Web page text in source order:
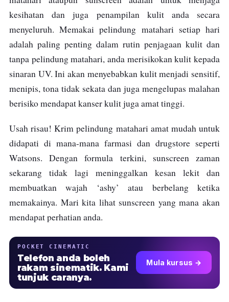
kesihatan dan juga penampilan kulit anda secara
menyeluruh. Memakai pelindung matahari setiap hari
adalah paling penting dalam rutin penjagaan kulit dan
tanpa pelindung matahari, anda merisikokan kulit kepada
sinaran UV. Ini akan menyebabkan kulit menjadi sensitif,
menipis, tona tidak sekata dan juga mengelupas malahan
berisiko mendapat kanser kulit juga amat tinggi.
Usah risau! Krim pelindung matahari amat mudah untuk
didapati di mana-mana farmasi dan drugstore seperti
Watsons. Dengan formula terkini, sunscreen zaman
sekarang tidak lagi meninggalkan kesan lekit dan
membuatkan wajah ‘ashy’ atau berbelang ketika
memakainya. Mari kita lihat sunscreen yang mana akan
mendapat perhatian anda.
POCKET CINEMATIC
Telefon anda boleh
rakam sinematik. Kami
tunjuk caranya.
Mula kursus →